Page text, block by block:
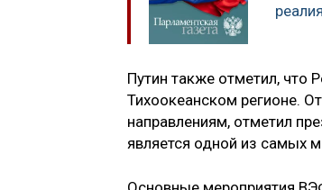
Путин также отметил, что
Тихоокеанском регионе.
направлениям, отметил
является одной из самых